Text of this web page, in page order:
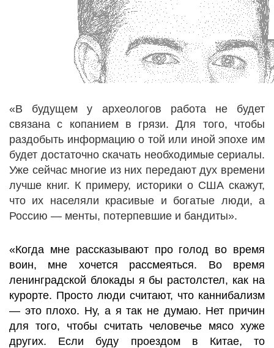
«В будущем у археологов работа не будет
связана с копанием в грязи. Для того, чтобы
раздобыть информацию о той или иной эпохе им
будет достаточно скачать необходимые сериалы.
Уже сейчас многие из них передают дух времени
лучше книг. К примеру, историки о США скажут,
что их населяли красивые и богатые люди, а
Россию — менты, потерпевшие и бандиты».
«Когда мне рассказывают про голод во время
воин, мне хочется рассмеяться. Во время
ленинградской блокады я бы растолстел, как на
курорте. Просто люди считают, что каннибализм
— это плохо. Ну, а я так не думаю. Нет причин
для того, чтобы считать человечье мясо хуже
других. Если буду проездом в Китае, то